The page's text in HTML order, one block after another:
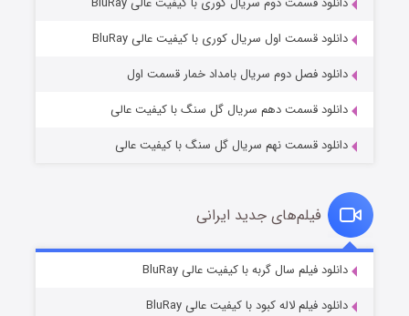
مردگان متحرک: شهر مرده ۳
قسمت۲ (زیرنویس) منتشر شد
قسمت۷ (زیرنویس) منتشر شد
دانلود قسمت اول سریال کوری با کیفیت عالی BluRay
دانلود فصل دوم سریال بامداد خمار قسمت اول
دانلود قسمت دهم سریال گل سنگ با کیفیت عالی
دانلود قسمت نهم سریال گل سنگ با کیفیت عالی
فیلم‌های جدید ایرانی
دانلود فیلم سال گربه با کیفیت عالی BluRay
دانلود فیلم لاله کبود با کیفیت عالی BluRay